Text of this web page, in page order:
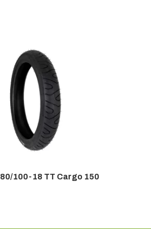
100-18 TT Cargo 150